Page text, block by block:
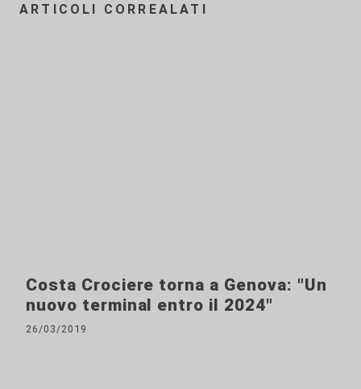
ARTICOLI CORREALATI
Costa Crociere torna a Genova: "Un
nuovo terminal entro il 2024"
26/03/2019